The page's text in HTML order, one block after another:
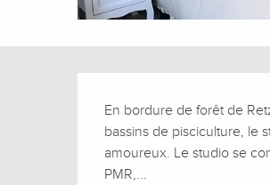
Description
En bordure de forêt de
bassins de pisciculture, le
amoureux. Le studio se
PMR,...